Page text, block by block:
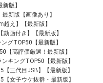
版】
新版【画像あり】
え】【最新版】
画付き】【最新版】
グTOP50【最新版】
【高評価厳選！最新版】
キングTOP50【最新版】
三代目JSB】【最新版】
女子ウケ抜群・最新版】